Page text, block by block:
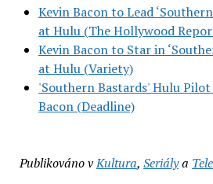
Kevin Bacon to Lead
at Hulu (The Hollywood
Kevin Bacon to Star in
at Hulu (Variety)
'Southern Bastards' Hulu Pilot
Bacon (Deadline)
Publikováno vKultura, Seriálya